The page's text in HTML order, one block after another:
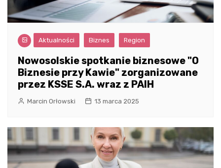
Aktualności Biznes Region
Nowosolskie spotkanie biznesowe "O
Biznesie przy Kawie" zorganizowane
przez KSSE S.A. wraz z PAIH
Marcin Orłowski 13 marca 2025